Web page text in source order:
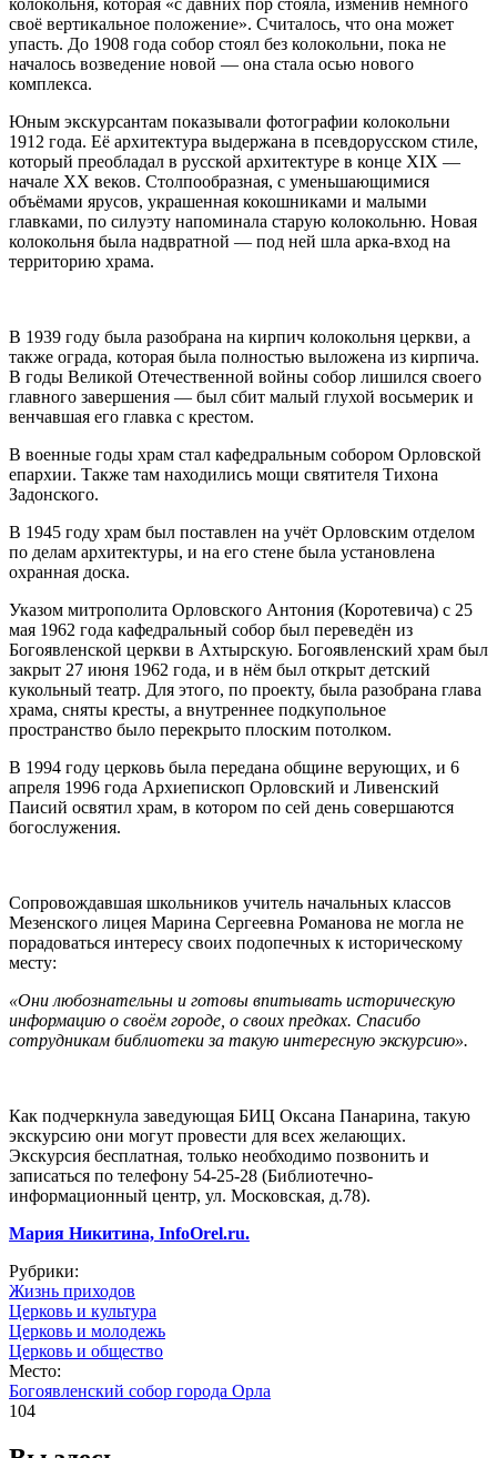
своё вертикальное положение». Считалось, что она может
упасть. До 1908 года собор стоял без колокольни, пока не
началось возведение новой — она стала осью нового
комплекса.
Юным экскурсантам показывали фотографии колокольни
1912 года. Её архитектура выдержана в псевдорусском стиле,
который преобладал в русской архитектуре в конце XIX —
начале XX веков. Столпообразная, с уменьшающимися
объёмами ярусов, украшенная кокошниками и малыми
главками, по силуэту напоминала старую колокольню. Новая
колокольня была надвратной — под ней шла арка-вход на
территорию храма.
В 1939 году была разобрана на кирпич колокольня церкви, а
также ограда, которая была полностью выложена из кирпича.
В годы Великой Отечественной войны собор лишился своего
главного завершения — был сбит малый глухой восьмерик и
венчавшая его главка с крестом.
В военные годы храм стал кафедральным собором Орловской
епархии. Также там находились мощи святителя Тихона
Задонского.
В 1945 году храм был поставлен на учёт Орловским отделом
по делам архитектуры, и на его стене была установлена
охранная доска.
Указом митрополита Орловского Антония (Коротевича) с 25
мая 1962 года кафедральный собор был переведён из
Богоявленской церкви в Ахтырскую. Богоявленский храм был
закрыт 27 июня 1962 года, и в нём был открыт детский
кукольный театр. Для этого, по проекту, была разобрана глава
храма, сняты кресты, а внутреннее подкупольное
пространство было перекрыто плоским потолком.
В 1994 году церковь была передана общине верующих, и 6
апреля 1996 года Архиепископ Орловский и Ливенский
Паисий освятил храм, в котором по сей день совершаются
богослужения.
Сопровождавшая школьников учитель начальных классов
Мезенского лицея Марина Сергеевна Романова не могла не
порадоваться интересу своих подопечных к историческому
месту:
«Они любознательны и готовы впитывать историческую
информацию о своём городе, о своих предках. Спасибо
сотрудникам библиотеки за такую интересную экскурсию».
Как подчеркнула заведующая БИЦ Оксана Панарина, такую
экскурсию они могут провести для всех желающих.
Экскурсия бесплатная, только необходимо позвонить и
записаться по телефону 54-25-28 (Библиотечно-
информационный центр, ул. Московская, д.78).
Мария Никитина, InfoOrel.ru.
Рубрики:
Жизнь приходов
Церковь и культура
Церковь и молодежь
Церковь и общество
Место:
Богоявленский собор города Орла
104